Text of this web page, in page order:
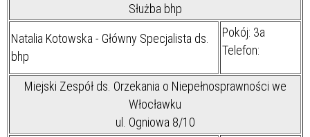
Służba bhp
Natalia Kotowska - Główny Specjalista ds.
bhp
Pokój: 3a
Telefon:
Miejski Zespół ds. Orzekania o Niepełnosprawności we
Włocławku
ul. Ogniowa 8/10